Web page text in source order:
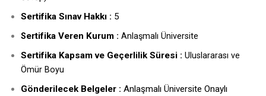
Sertifika Sınav Hakkı : 5
Sertifika Veren Kurum : Anlaşmalı Üniversite
Sertifika Kapsam ve Geçerlilik Süresi : Uluslararası ve
Ömür Boyu
Gönderilecek Belgeler : Anlaşmalı Üniversite Onaylı